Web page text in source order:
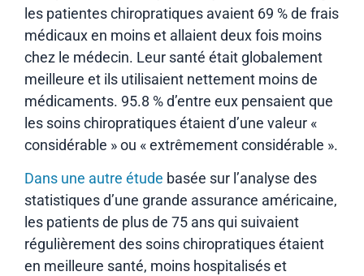
les patientes chiropratiques avaient 69 % de frais
médicaux en moins et allaient deux fois moins
chez le médecin. Leur santé était globalement
meilleure et ils utilisaient nettement moins de
médicaments. 95.8 % d’entre eux pensaient que
les soins chiropratiques étaient d’une valeur «
considérable » ou « extrêmement considérable ».
Dans une autre étude basée sur l’analyse des
statistiques d’une grande assurance américaine,
les patients de plus de 75 ans qui suivaient
régulièrement des soins chiropratiques étaient
en meilleure santé, moins hospitalisés et